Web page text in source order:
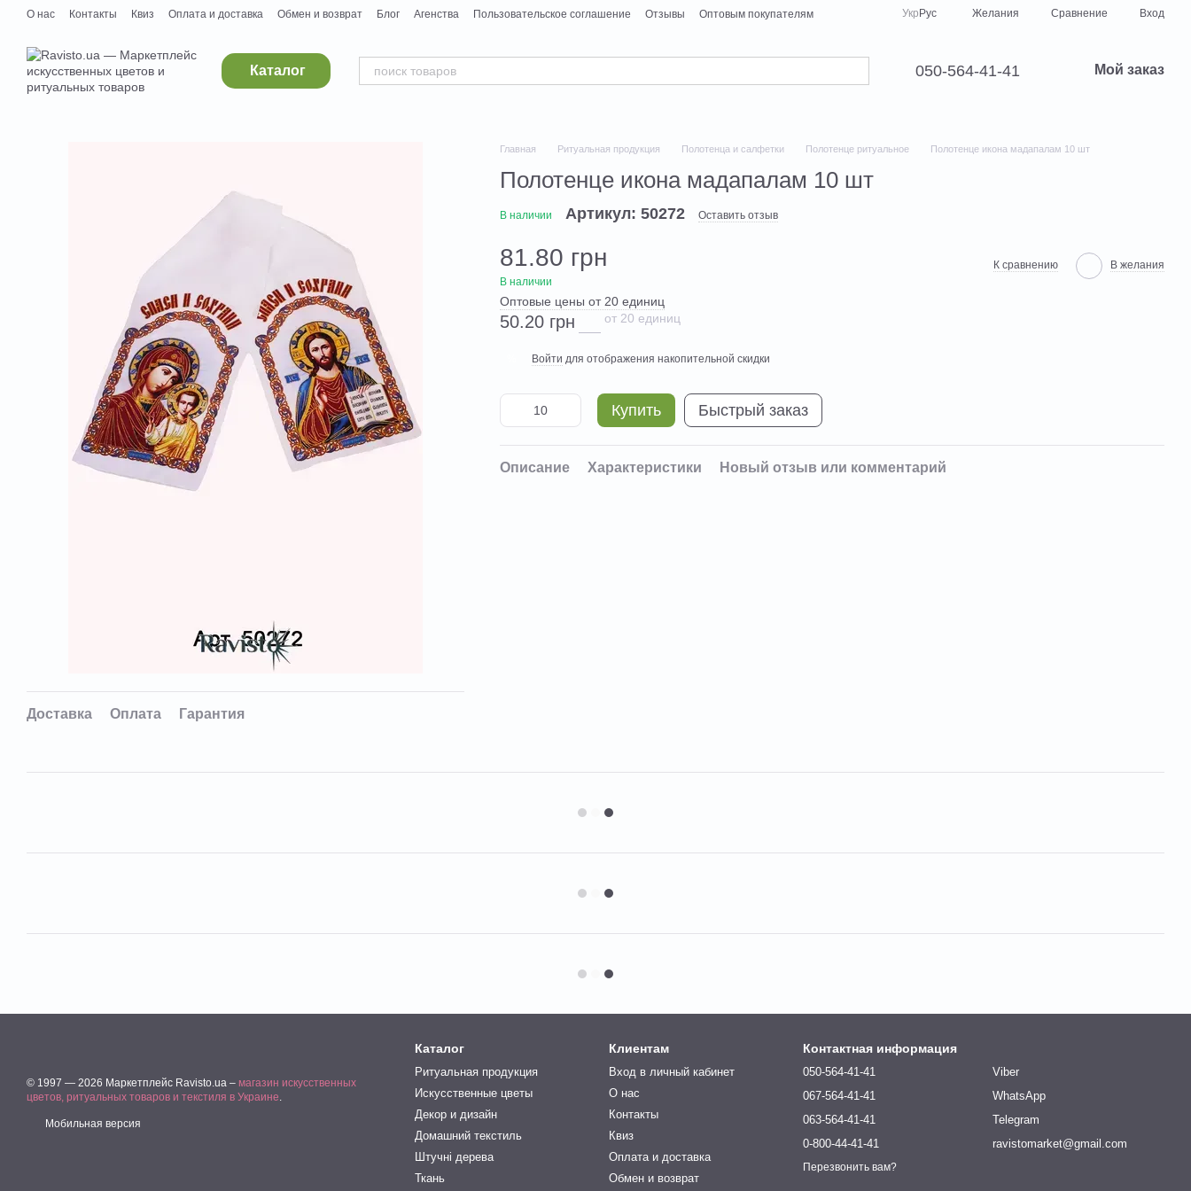
Перейти к основному контенту
О нас Контакты Квиз Оплата и доставка Обмен и возврат Блог Агенства Пользовательское соглашение Отзывы
Оптовым покупателям
Укр Рус Желания Сравнение Вход
Каталог 050-564-41-41 Мой заказ
Доставка Оплата Гарантия
Главная Ритуальная продукция Полотенца и салфетки Полотенце ритуальное Полотенце икона мадапалам 10 шт
Полотенце икона мадапалам 10 шт
В наличии Артикул: 50272 Оставить отзыв
81.80 грн
В наличии
К сравнению В желания
Оптовые цены от 20 единиц
50.20 грн от 20 единиц
Войти для отображения накопительной скидки
Купить Быстрый заказ
Описание Характеристики Новый отзыв или комментарий
© 1997 — 2026 Маркетплейс Ravisto.ua – магазин искусственных
цветов, ритуальных товаров и текстиля в Украине.
Мобильная версия
Каталог
Ритуальная продукция
Искусственные цветы
Декор и дизайн
Домашний текстиль
Штучні дерева
Ткань
Клиентам
Вход в личный кабинет
О нас
Контакты
Квиз
Оплата и доставка
Обмен и возврат
Контактная информация
050-564-41-41
067-564-41-41
063-564-41-41
0-800-44-41-41
Перезвонить вам?
Viber
WhatsApp
Telegram
ravistomarket@gmail.com